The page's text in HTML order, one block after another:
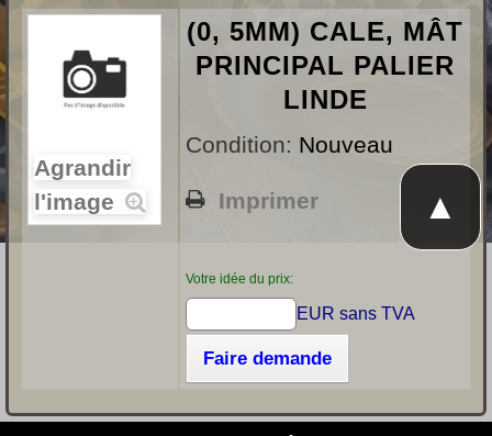
Agrandir
l'image
(0, 5MM) CALE, MÂT
PRINCIPAL PALIER
LINDE
Condition: Nouveau
Imprimer
Votre idée du prix:
EUR sans TVA
Faire demande
▲